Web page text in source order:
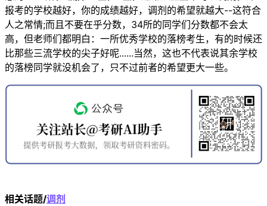
报考的学校越好，你的成绩越好，调剂的希望就越大--这符合
人之常情​;而且不要在乎分数，34所的同学们分数都不会太
高，但老师们都明白：一所优秀学校的落榜考生，有的时候还
比那些三流学校的尖子好呢......当然，这也不代表说其余学校
的落榜同学就没机会了，只不过前者的希望更大一些。
相关话题/调剂